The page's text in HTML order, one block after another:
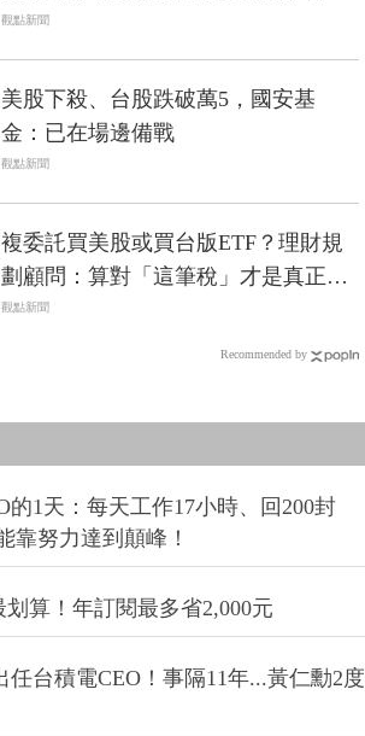
一個溫馨故事看失智長輩圓夢
觀點新聞
美股下殺、台股跌破萬5，國安基
金：已在場邊備戰
觀點新聞
複委託買美股或買台版ETF？理財規
劃顧問：算對「這筆稅」才是真正報
酬
觀點新聞
Recommended by
的1天：每天工作17小時、回200封
努力達到顛峰！
算！年訂閱最多省2,000元
任台積電CEO！事隔11年...黃仁勳2度